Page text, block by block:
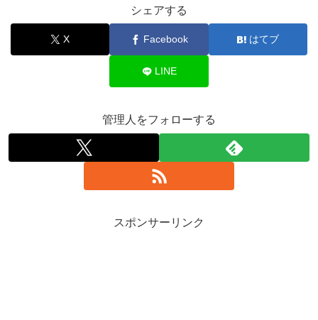
シェアする
X Facebook はてブ
LINE
管理人をフォローする
スポンサーリンク